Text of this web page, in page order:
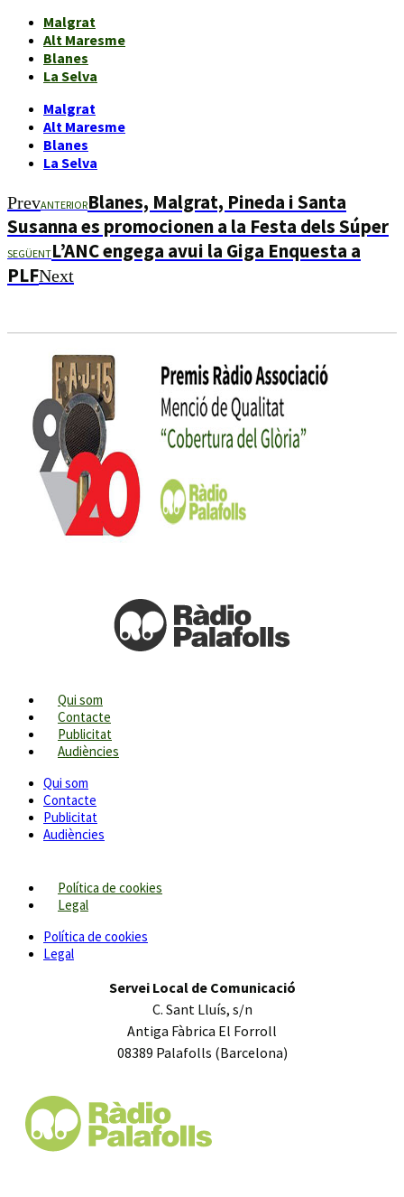
Malgrat
Alt Maresme
Blanes
La Selva
Malgrat
Alt Maresme
Blanes
La Selva
PrevANTERIORBlanes, Malgrat, Pineda i Santa
Susanna es promocionen a la Festa dels Súper
SEGÜENTL’ANC engega avui la Giga Enquesta a
PLFNext
Qui som
Contacte
Publicitat
Audiències
Qui som
Contacte
Publicitat
Audiències
Política de cookies
Legal
Política de cookies
Legal
Servei Local de Comunicació
C. Sant Lluís, s/n
Antiga Fàbrica El Forroll
08389 Palafolls (Barcelona)